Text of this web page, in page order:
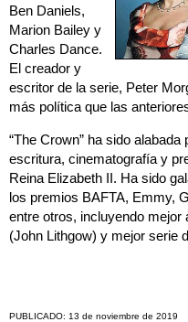
Ben Daniels,
Marion Bailey y
Charles Dance.
El creador y
escritor de la serie, Peter
más política que las
“The Crown” ha sido
escritura, cinematografía y
Reina Elizabeth II. Ha sido
los premios BAFTA, Emmy,
entre otros, incluyendo
(John Lithgow) y mejor serie
PUBLICADO: 13 de noviembre de 2019